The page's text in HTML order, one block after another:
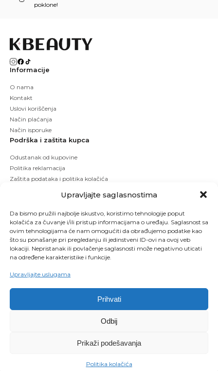
Upravljajte saglasnostima
Da bismo pružili najbolje iskustvo, koristimo tehnologije poput
kolačića za čuvanje i/ili pristup informacijama o uređaju. Saglasnost sa
ovim tehnologijama će nam omogućiti da obrađujemo podatke kao
što su ponašanje pri pregledanju ili jedinstveni ID-ovi na ovoj veb
lokaciji. Nepristanak ili povlačenje saglasnosti može negativno uticati
na određene karakteristike i funkcije.
Upravljajte uslugama
Prihvati
Odbij
Prikaži podešavanja
Politika kolačića
poklone!
Informacije
O nama
Kontakt
Uslovi koriščenja
Način plaćanja
Način isporuke
Podrška i zaštita kupca
Odustanak od kupovine
Politika reklamacija
Zaštita podataka i politika kolačića
Copyright © 2026 Kbeauty - Sva prava zadržana. Designed by Studio 53
Izrada sajtova